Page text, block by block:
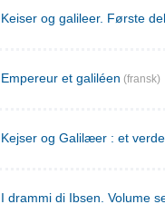
Keiser og galileer. Første
Empereur et galiléen (fransk)
Kejser og Galilæer : et
I drammi di Ibsen. Volume